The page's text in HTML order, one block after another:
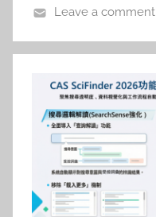
Leave a comment